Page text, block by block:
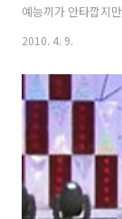
예능끼가 안타깝지
월말부터 첫 방송된
남다를 것입니다. 특
는 쇼지만 김제동이
지난해 10월, 4년
지막 방송에서 그는
있는 예능 프로 반
하..
2010. 4. 9.